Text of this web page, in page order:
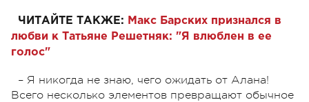
ЧИТАЙТЕ ТАКЖЕ: Макс Барских признался в
любви к Татьяне Решетняк: "Я влюблен в ее
голос"
– Я никогда не знаю, чего ожидать от Алана!
Всего несколько элементов превращают обычное